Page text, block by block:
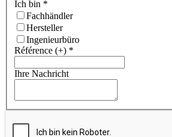
Ich bin *
Fachhändler
Hersteller
Ingenieurbüro
Référence (+) *
Ihre Nachricht